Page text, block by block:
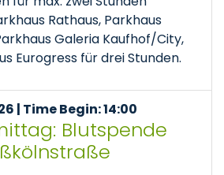
Rathaus, Parkhaus
Galeria Kaufhof/City,
Eurogress für drei Stunden.
| Time Begin: 14:00
Blutspende